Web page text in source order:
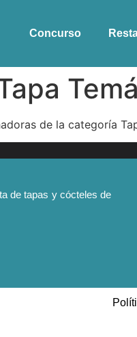
Concurso
de la categoría
de tapas y cócteles de